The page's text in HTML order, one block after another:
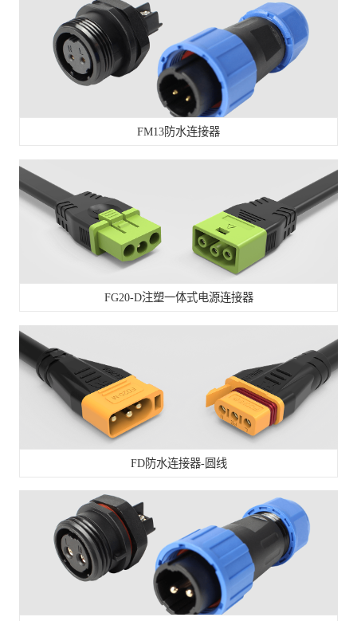
FM13防水连接器
FG20-D注塑一体式电源连接器
FD防水连接器-圆线